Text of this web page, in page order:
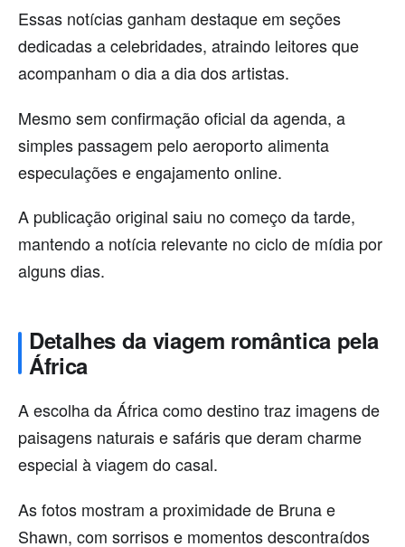
Essas notícias ganham destaque em seções
dedicadas a celebridades, atraindo leitores que
acompanham o dia a dia dos artistas.
Mesmo sem confirmação oficial da agenda, a
simples passagem pelo aeroporto alimenta
especulações e engajamento online.
A publicação original saiu no começo da tarde,
mantendo a notícia relevante no ciclo de mídia por
alguns dias.
Detalhes da viagem romântica pela
África
A escolha da África como destino traz imagens de
paisagens naturais e safáris que deram charme
especial à viagem do casal.
As fotos mostram a proximidade de Bruna e
Shawn, com sorrisos e momentos descontraídos